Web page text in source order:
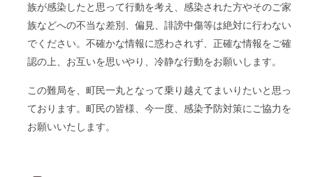
族が感染したと思って行動を考え、感染された方やそのご家
族などへの不当な差別、偏見、誹謗中傷等は絶対に行わない
でください。不確かな情報に惑わされず、正確な情報をご確
認の上、お互いを思いやり、冷静な行動をお願いします。
この難局を、町民一丸となって乗り越えてまいりたいと思っ
ております。町民の皆様、今一度、感染予防対策にご協力を
お願いいたします。